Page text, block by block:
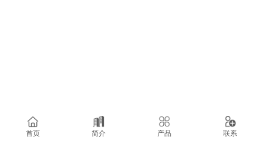
首页 简介 产品 联系